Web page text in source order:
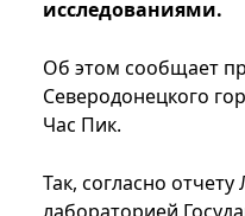
исследованиями.
Об этом сообщает
Северодонецкого
Час Пик.
Так, согласно